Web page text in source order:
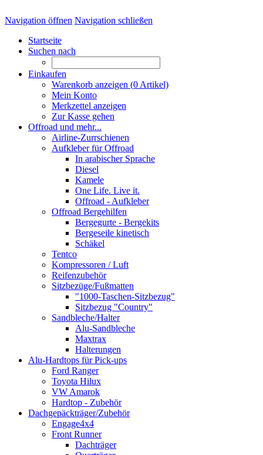
Navigation öffnen Navigation schließen
Startseite
Suchen nach
Einkaufen
Warenkorb anzeigen (0 Artikel)
Mein Konto
Merkzettel anzeigen
Zur Kasse gehen
Offroad und mehr...
Airline-Zurrschienen
Aufkleber für Offroad
In arabischer Sprache
Diesel
Kamele
One Life. Live it.
Offroad - Aufkleber
Offroad Bergehilfen
Bergegurte - Bergekits
Bergeseile kinetisch
Schäkel
Tentco
Kompressoren / Luft
Reifenzubehör
Sitzbezüge/Fußmatten
"1000-Taschen-Sitzbezug"
Sitzbezug "Country"
Sandbleche/Halter
Alu-Sandbleche
Maxtrax
Halterungen
Alu-Hardtops für Pick-ups
Ford Ranger
Toyota Hilux
VW Amarok
Hardtop - Zubehör
Dachgepäckträger/Zubehör
Engage4x4
Front Runner
Dachträger